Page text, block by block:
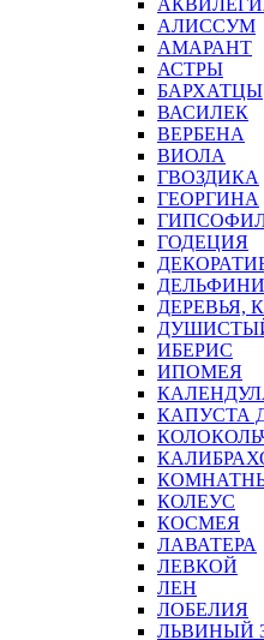
АЛИССУМ
АМАРАНТ
АСТРЫ
БАРХАТЦЫ
ВАСИЛЕК
ВЕРБЕНА
ВИОЛА
ГВОЗДИКА
ГЕОРГИНА
ГОДЕЦИЯ
ДЕРЕВЬЯ,
ИБЕРИС
ИПОМЕЯ
КАПУСТА
КОЛЕУС
КОСМЕЯ
ЛАВАТЕРА
ЛЕВКОЙ
ЛЕН
ЛОБЕЛИЯ
ЛЬВИНЫЙ